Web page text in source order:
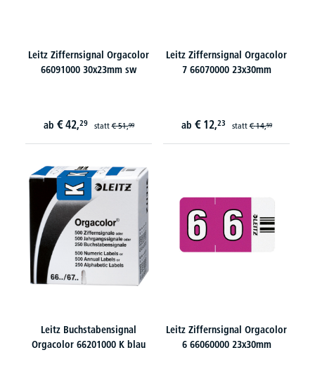
Leitz Ziffernsignal Orgacolor
66091000 30x23mm sw
ab € 42,29 statt€ 51,99
Leitz Ziffernsignal Orgacolor
7 66070000 23x30mm
ab € 12,23 statt€ 14,59
Leitz Buchstabensignal
Orgacolor 66201000 K blau
Leitz Ziffernsignal Orgacolor
6 66060000 23x30mm